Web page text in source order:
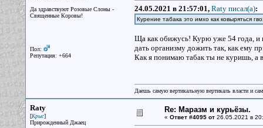
Да здравствуют Розовые Слоны -
Священные Коровы!
Пол:
Репутация: +664
24.05.2021 в 21:57:01, Raty писал(a):
Курение табака это имхо как ковыряться
Ща как обижусь! Курю уже 54 года, и
дать организму дожить так, как ему
Как я понимаю табак ты не куришь, а
Даешь самую вертикальную вертикаль власти и
Raty
[Крыс]
Прирожденный Джаец
Re: Маразм и курьёзы.
« Ответ #4095 от26.05.2021 в